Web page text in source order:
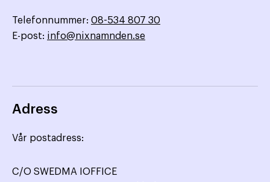
Telefonnummer: 08-534 807 30
E-post: info@nixnamnden.se
Adress
Vår postadress:
C/O SWEDMA IOFFICE